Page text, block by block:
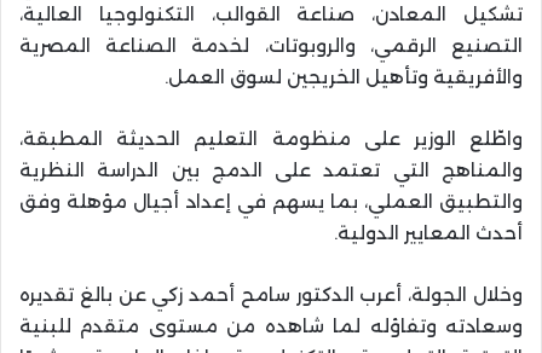
تشكيل المعادن، صناعة القوالب، التكنولوجيا العالية،
التصنيع الرقمي، والروبوتات، لخدمة الصناعة المصرية
والأفريقية وتأهيل الخريجين لسوق العمل.
واطّلع الوزير على منظومة التعليم الحديثة المطبقة،
والمناهج التي تعتمد على الدمج بين الدراسة النظرية
والتطبيق العملي، بما يسهم في إعداد أجيال مؤهلة وفق
أحدث المعايير الدولية.
وخلال الجولة، أعرب الدكتور سامح أحمد زكي عن بالغ تقديره
وسعادته وتفاؤله لما شاهده من مستوى متقدم للبنية